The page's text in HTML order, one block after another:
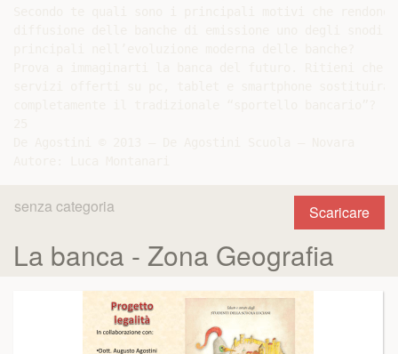
Scaricare
senza categoria
La banca - Zona Geografia